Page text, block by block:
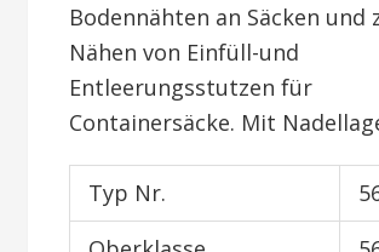
Bodennähten an Säcken und
Nähen von Einfüll-und
Entleerungsstutzen für
Containersäcke. Mit
Typ Nr.